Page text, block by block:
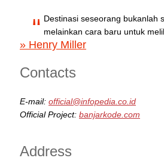
Destinasi seseorang bukanlah
melainkan cara baru untuk
» Henry Miller
Contacts
E-mail: official@infopedia.co.id
Official Project: banjarkode.com
Address